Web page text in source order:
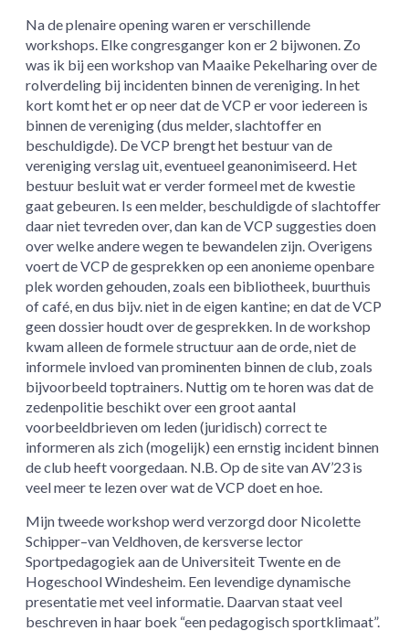
Na de plenaire opening waren er verschillende
workshops. Elke congresganger kon er 2 bijwonen. Zo
was ik bij een workshop van Maaike Pekelharing over de
rolverdeling bij incidenten binnen de vereniging. In het
kort komt het er op neer dat de VCP er voor iedereen is
binnen de vereniging (dus melder, slachtoffer en
beschuldigde). De VCP brengt het bestuur van de
vereniging verslag uit, eventueel geanonimiseerd. Het
bestuur besluit wat er verder formeel met de kwestie
gaat gebeuren. Is een melder, beschuldigde of slachtoffer
daar niet tevreden over, dan kan de VCP suggesties doen
over welke andere wegen te bewandelen zijn. Overigens
voert de VCP de gesprekken op een anonieme openbare
plek worden gehouden, zoals een bibliotheek, buurthuis
of café, en dus bijv. niet in de eigen kantine; en dat de VCP
geen dossier houdt over de gesprekken. In de workshop
kwam alleen de formele structuur aan de orde, niet de
informele invloed van prominenten binnen de club, zoals
bijvoorbeeld toptrainers. Nuttig om te horen was dat de
zedenpolitie beschikt over een groot aantal
voorbeeldbrieven om leden (juridisch) correct te
informeren als zich (mogelijk) een ernstig incident binnen
de club heeft voorgedaan. N.B. Op de site van AV’23 is
veel meer te lezen over wat de VCP doet en hoe.
Mijn tweede workshop werd verzorgd door Nicolette
Schipper–van Veldhoven, de kersverse lector
Sportpedagogiek aan de Universiteit Twente en de
Hogeschool Windesheim. Een levendige dynamische
presentatie met veel informatie. Daarvan staat veel
beschreven in haar boek “een pedagogisch sportklimaat”.